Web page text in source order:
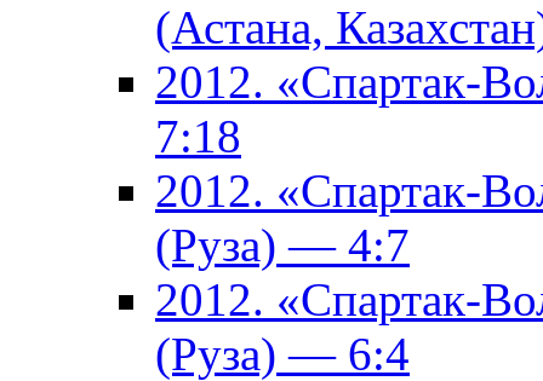
(Астана,
2012. «Спартак-
7:18
2012. «Спартак-
(Руза) — 4:7
2012. «Спартак-
(Руза) — 6:4